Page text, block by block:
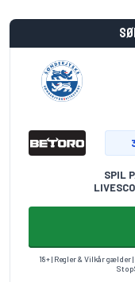
SPIL
18+ | Regler & Vilkår